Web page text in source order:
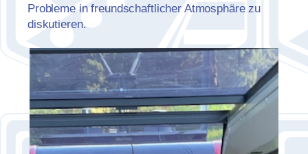
Probleme in freundschaftlicher Atmosphäre zu
diskutieren.